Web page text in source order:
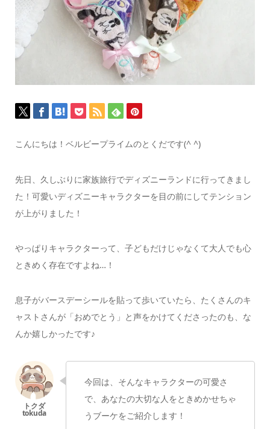
こんにちは！ ベルビープライムのとくだです(^ ^)
先日、久しぶりに家族旅行でディズニーランドに行ってきまし
た！ 可愛いディズニーキャラクターを目の前にしてテンション
が上がりました！
やっぱりキャラクターって、子どもだけじゃなくて大人でも心
ときめく存在ですよね…！
息子がバースデーシールを貼って歩いていたら、 たくさんのキ
ャストさんが「おめでとう」と声をかけてくださったのも、 な
んか嬉しかったです♪
今回は、そんなキャラクターの可愛さ
で、 あなたの大切な人をときめかせちゃ
うブーケをご紹介します！